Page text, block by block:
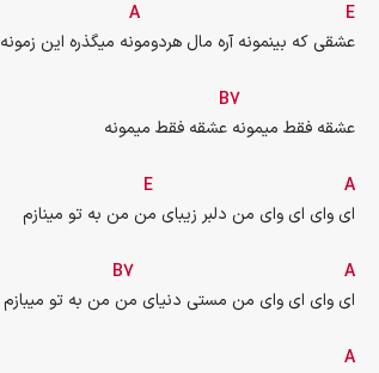
A
E
عشقی که بینمونه آره مال هردومونه میگذره این زمونه
B7
عشقه فقط میمونه عشقه فقط میمونه
E
A
ای وای ای وای من دلبر زیبای من من به تو مینازم
B7
A
ای وای ای وای من مستی دنیای من من به تو میبازم
A